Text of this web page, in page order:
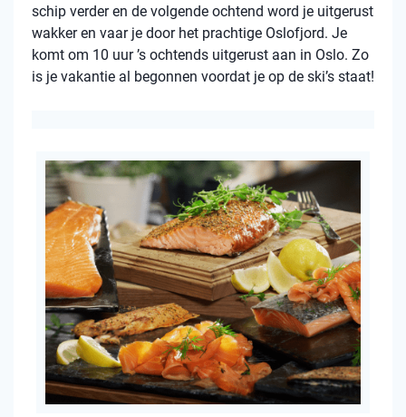
schip verder en de volgende ochtend word je uitgerust
wakker en vaar je door het prachtige Oslofjord. Je
komt om 10 uur ’s ochtends uitgerust aan in Oslo. Zo
is je vakantie al begonnen voordat je op de ski’s staat!